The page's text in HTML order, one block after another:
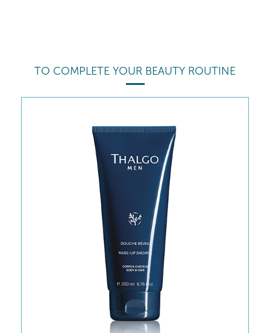
TO COMPLETE YOUR BEAUTY ROUTINE